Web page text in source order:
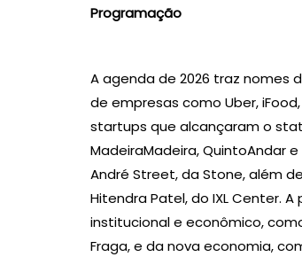
Programação
A agenda de 2026 traz nomes
de empresas como Uber,
startups que alcançaram o
MadeiraMadeira, QuintoAndar
André Street, da Stone, além
Hitendra Patel, do IXL Center.
institucional e econômico,
Fraga, e da nova economia,